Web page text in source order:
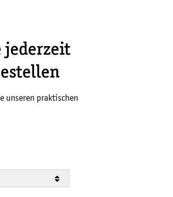
jederzeit
unseren praktischen